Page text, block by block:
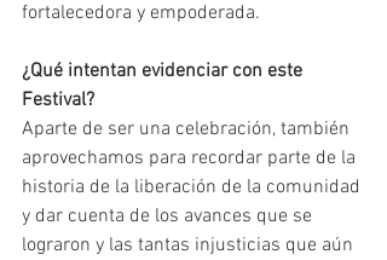
fortalecedora y empoderada.
¿Qué intentan evidenciar con este
Festival?
Aparte de ser una celebración, también
aprovechamos para recordar parte de la
historia de la liberación de la comunidad
y dar cuenta de los avances que se
lograron y las tantas injusticias que aún